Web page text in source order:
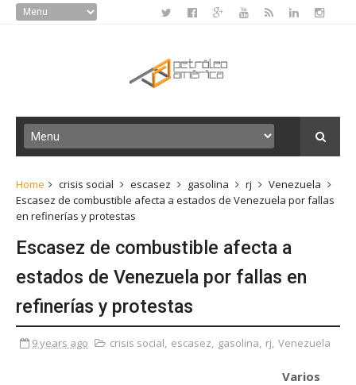
Home crisis social escasez gasolina rj
Venezuela
Escasez de combustible afecta a estados de Venezuela por fallas
en refinerías y protestas
Escasez de combustible afecta a
estados de Venezuela por fallas en
refinerías y protestas
9 years ago crisis social, escasez, gasolina, rj, Venezuela
Varios